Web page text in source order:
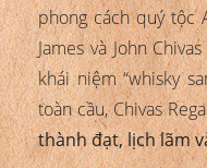
phong cách quý tộc
James và John
khái niệm “whisky
toàn cầu, Chivas
thành đạt, lịch lãm